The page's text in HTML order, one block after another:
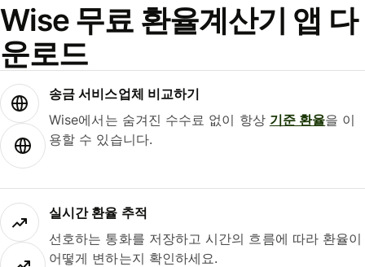
Wise 무료 환율계산기 앱 다
운로드
송금 서비스업체 비교하기
Wise에서는 숨겨진 수수료 없이 항상 기준 환율을 이
용할 수 있습니다.
실시간 환율 추적
선호하는 통화를 저장하고 시간의 흐름에 따라 환율이
어떻게 변하는지 확인하세요.